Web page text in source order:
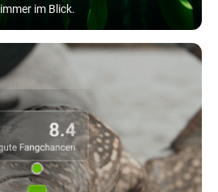
immer im Blick.